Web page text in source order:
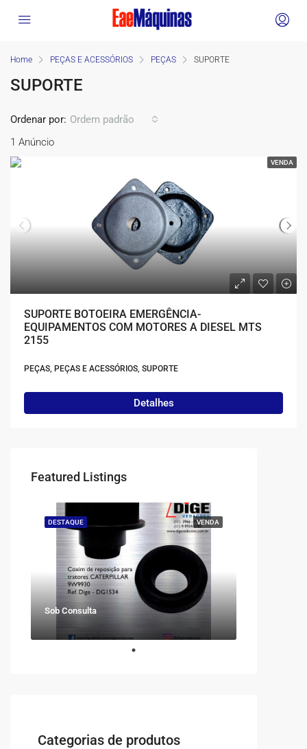
Home PEÇAS E ACESSÓRIOS PEÇAS SUPORTE
SUPORTE
1 Anúncio
Ordenar por: Ordem padrão
VENDA
SUPORTE BOTOEIRA EMERGÊNCIA-
EQUIPAMENTOS COM MOTORES A DIESEL MTS
2155
PEÇAS, PEÇAS E ACESSÓRIOS, SUPORTE
Detalhes
Featured Listings
VENDA
DESTAQUE
Sob Consulta
Categorias de produtos